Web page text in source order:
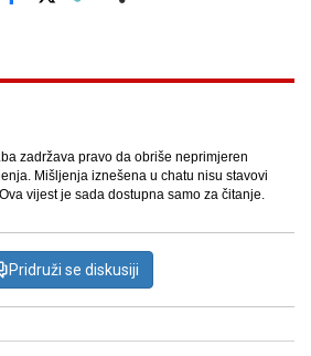
zadržava pravo da obriše neprimjeren
Mišljenja iznešena u chatu nisu stavovi
vijest je sada dostupna samo za čitanje.
Pridruži se diskusiji